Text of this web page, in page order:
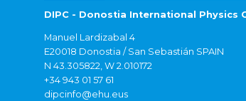
DIPC - Donostia International Physics
Manuel Lardizabal 4
E20018 Donostia / San Sebastián SPAIN
N 43.305822, W 2.010172
+34 943 01 57 61
dipcinfo@ehu.eus